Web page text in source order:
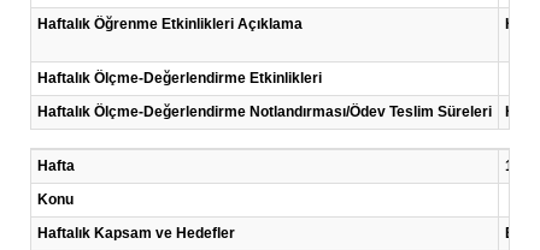
Haftalık Öğrenme Etkinlikleri Açıklama
Her
Haftalık Ölçme-Değerlendirme Etkinlikleri
Haftalık Ölçme-Değerlendirme Notlandırması/Ödev Teslim Süreleri
Her
Hafta
12
Konu
Haftalık Kapsam ve Hedefler